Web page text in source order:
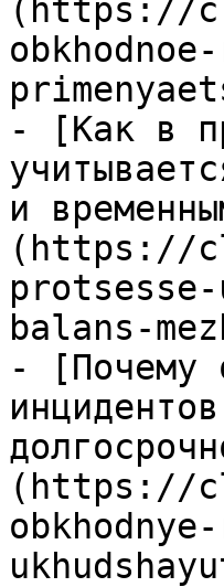
(https://
- [Как в
и
(https://
balans-
- [Почему
(https://